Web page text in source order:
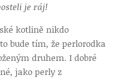
je ráj!
kotlině nikdo
bude tím, že perlorodka
druhem. I dobré
jako perly z